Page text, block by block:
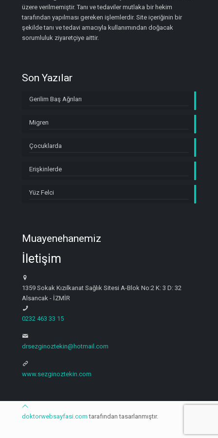
üzere verilmemiştir. Tanı ve tedaviler mutlaka bir hekim
tarafından yapılması gereken işlemlerdir. Site içeriğinin bir
şekilde tanı ve tedavi amacıyla kullanımından doğacak
sorumluluk ziyaretçiye aittir.
Son Yazılar
Gerilim Baş Ağrıları
Migren
Çocuklarda
Erişkinlerde
Yüz Felci
Muayenehanemiz
İletişim
1359 Sokak Kızılkanat Sağlık Sitesi A-Blok No:2 K: 3 D: 32
Alsancak - İZMİR
0232 463 33 15
drsezginoztekin@hotmail.com
www.sezginoztekin.com
doktorwebsayfasi.com tarafından tasarlanmıştır.